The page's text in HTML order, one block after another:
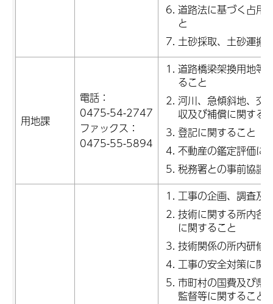
道路法に基づく占用
と
土砂採取、土砂運搬
用地課
電話：
0475-54-2747
ファックス：
0475-55-5894
道路橋梁架換用地等
ること
河川、急傾斜地、交
収及び補償に関する
登記に関すること
不動産の鑑定評価に
税務署との事前協議
工事の企画、調査及
技術に関する所内各
に関すること
技術関係の所内研修
工事の安全対策に関
市町村の国費及び県
監督等に関すること